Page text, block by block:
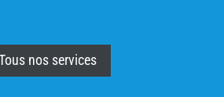
nos services